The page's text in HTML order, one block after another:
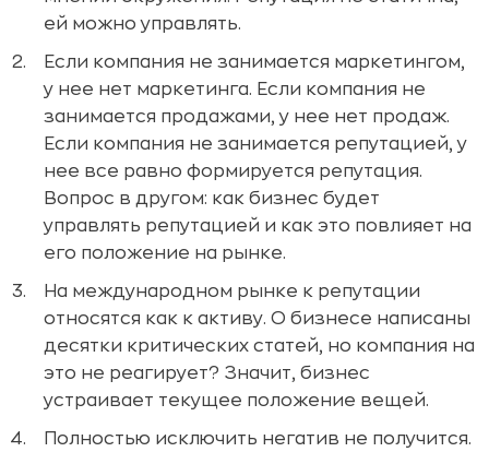
ей можно управлять.
Если компания не занимается маркетингом,
у нее нет маркетинга. Если компания не
занимается продажами, у нее нет продаж.
Если компания не занимается репутацией, у
нее все равно формируется репутация.
Вопрос в другом: как бизнес будет
управлять репутацией и как это повлияет на
его положение на рынке.
На международном рынке к репутации
относятся как к активу. О бизнесе написаны
десятки критических статей, но компания на
это не реагирует? Значит, бизнес
устраивает текущее положение вещей.
Полностью исключить негатив не получится.